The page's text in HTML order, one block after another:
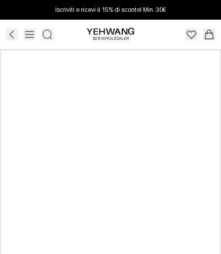
Iscriviti e ricevi il 15% di sconto! Min. 30€
B2B WHOLESALER